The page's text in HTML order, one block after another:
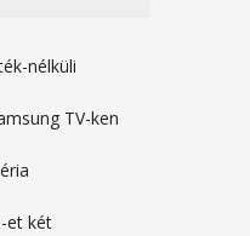
nélküli
TV-ken
et két